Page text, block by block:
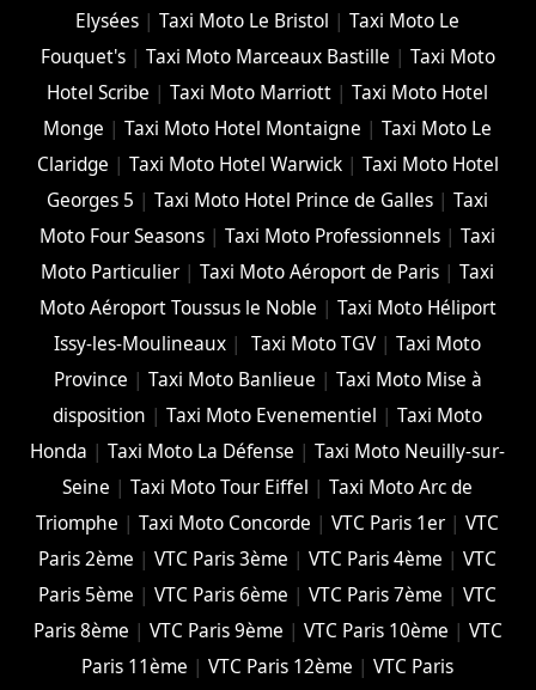
Elysées |Taxi Moto Le Bristol |Taxi Moto Le
Fouquet's| Taxi Moto Marceaux Bastille | Taxi Moto
Hotel Scribe |Taxi Moto Marriott |Taxi Moto Hotel
Monge |Taxi Moto Hotel Montaigne |Taxi Moto Le
Claridge | Taxi Moto Hotel Warwick| Taxi Moto Hotel
Georges 5 |Taxi Moto Hotel Prince de Galles |Taxi
Moto Four Seasons |Taxi Moto Professionnels |Taxi
Moto Particulier |Taxi Moto Aéroport de Paris |Taxi
Moto Aéroport Toussus le Noble | Taxi Moto Héliport
Issy-les-Moulineaux | Taxi Moto TGV|Taxi Moto
Province | Taxi Moto Banlieue | Taxi Moto Mise à
disposition |Taxi Moto Evenementiel |Taxi Moto
Honda |Taxi Moto La Défense |Taxi Moto Neuilly-sur-
Seine |Taxi Moto Tour Eiffel |Taxi Moto Arc de
Triomphe |Taxi Moto Concorde |VTC Paris 1er |VTC
Paris 2ème |VTC Paris 3ème |VTC Paris 4ème |VTC
Paris 5ème |VTC Paris 6ème |VTC Paris 7ème |VTC
Paris 8ème | VTC Paris 9ème | VTC Paris 10ème | VTC
Paris 11ème |VTC Paris 12ème |VTC Paris